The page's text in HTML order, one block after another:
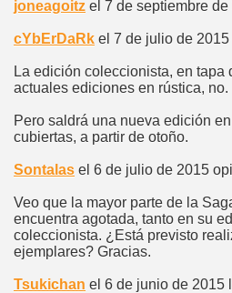
joneagoitz el 7 de septiembre
cYbErDaRk el 7 de julio de 2015
La edición coleccionista, en tapa
actuales ediciones en rústica, no.
Pero saldrá una nueva edición
cubiertas, a partir de otoño.
Sontalas el 6 de julio de 2015
Veo que la mayor parte de la
encuentra agotada, tanto en su
coleccionista. ¿Está previsto
ejemplares? Gracias.
Tsukichan el 6 de junio de 2015